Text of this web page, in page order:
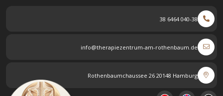
040-38 6464 38
info@therapiezentrum-am-rothenbaum.de
Rothenbaumchaussee 26 20148 Hamburg